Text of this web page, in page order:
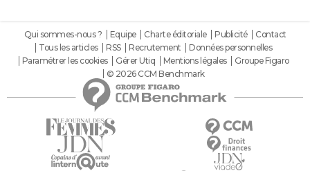
Qui sommes-nous ? Equipe Charte éditoriale Publicité
Contact
Tous les articles
RSS Recrutement
Données personnelles
Paramétrer les cookies
Gérer Utiq Mentions légales
Groupe Figaro
© 2026 CCM Benchmark